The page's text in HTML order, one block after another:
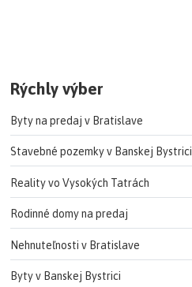
Rýchly výber
Byty na predaj v Bratislave
Stavebné pozemky v Banskej Bystrici
Reality vo Vysokých Tatrách
Rodinné domy na predaj
Nehnuteľnosti v Bratislave
Byty v Banskej Bystrici